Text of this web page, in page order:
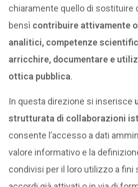
chiaramente quello di sostituire
bensì contribuire attivamente
analitici, competenze
arricchire, documentare e
ottica pubblica.
In questa direzione si inserisce
strutturata di collaborazioni
consente l’accesso a dati
valore informativo e la
condivisi per il loro utilizzo a fini